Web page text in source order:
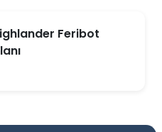
Feribot